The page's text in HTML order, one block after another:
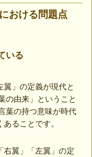
おける問題点
いる
翼」の定義が現代と
の由来」ということ
葉の持つ意味が時代
ることです。
右翼」「左翼」の定